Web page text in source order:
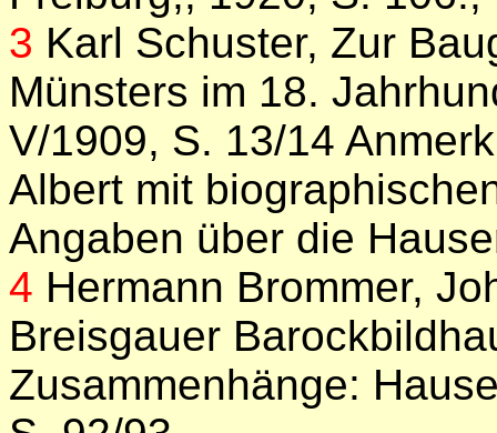
3 Karl Schuster, Zur
Münsters im 18.
V/1909, S. 13/14
Albert mit
Angaben über die
4 Hermann Brommer,
Breisgauer
Zusammenhänge: